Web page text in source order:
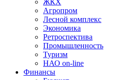
ЖКХ
Агропром
Лесной комплекс
Экономика
Ретроспектива
Промышленность
Туризм
НАО on-line
Финансы